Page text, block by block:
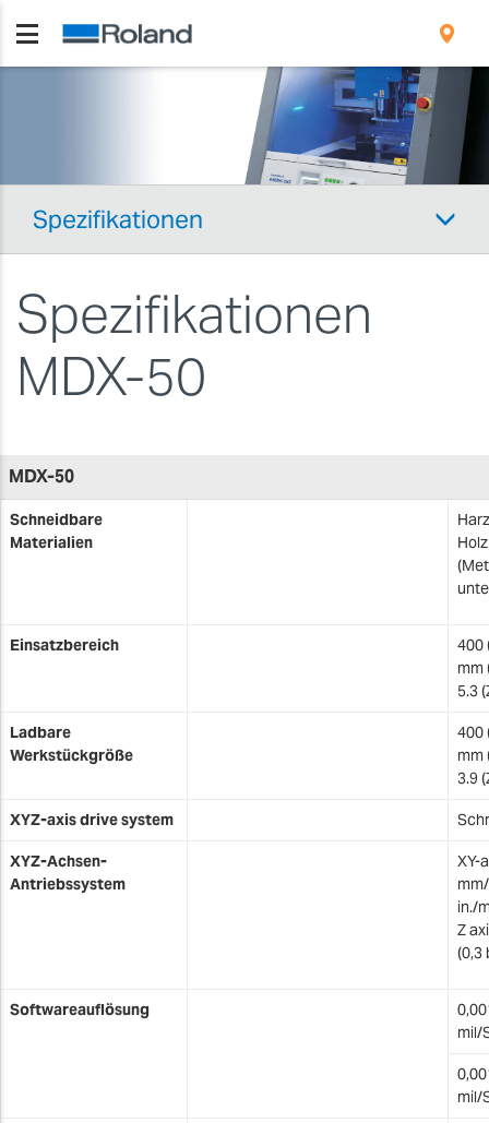
Spezifikationen
Spezifikationen
MDX-50
MDX-50
Schneidbare
Materialien
Einsatzbereich
400
mm
5.3
Ladbare
Werkstückgröße
400
mm
3.9
XYZ-axis drive system
XYZ-Achsen-
Antriebssystem
XY-
in./
Z
(0,3
Softwareauflösung
mil/
mil/